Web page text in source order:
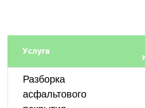
Услуга
Разборка
асфальтового